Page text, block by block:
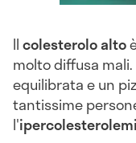
Ilcolesterolo alto
molto diffusa
equilibrata e un
tantissime
l'